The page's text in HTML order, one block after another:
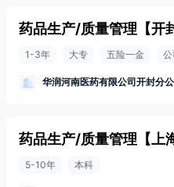
药品生产/质量管理 【开
1-3年 大专 五险一金
华润河南医药有限公司开封分
药品生产/质量管理 【 上
5-10年 本科